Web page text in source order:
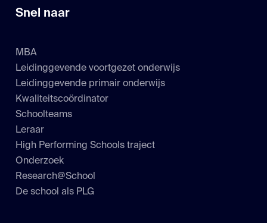
Snel naar
MBA
Leidinggevende voortgezet onderwijs
Leidinggevende primair onderwijs
Kwaliteitscoördinator
Schoolteams
Leraar
High Performing Schools traject
Onderzoek
Research@School
De school als PLG